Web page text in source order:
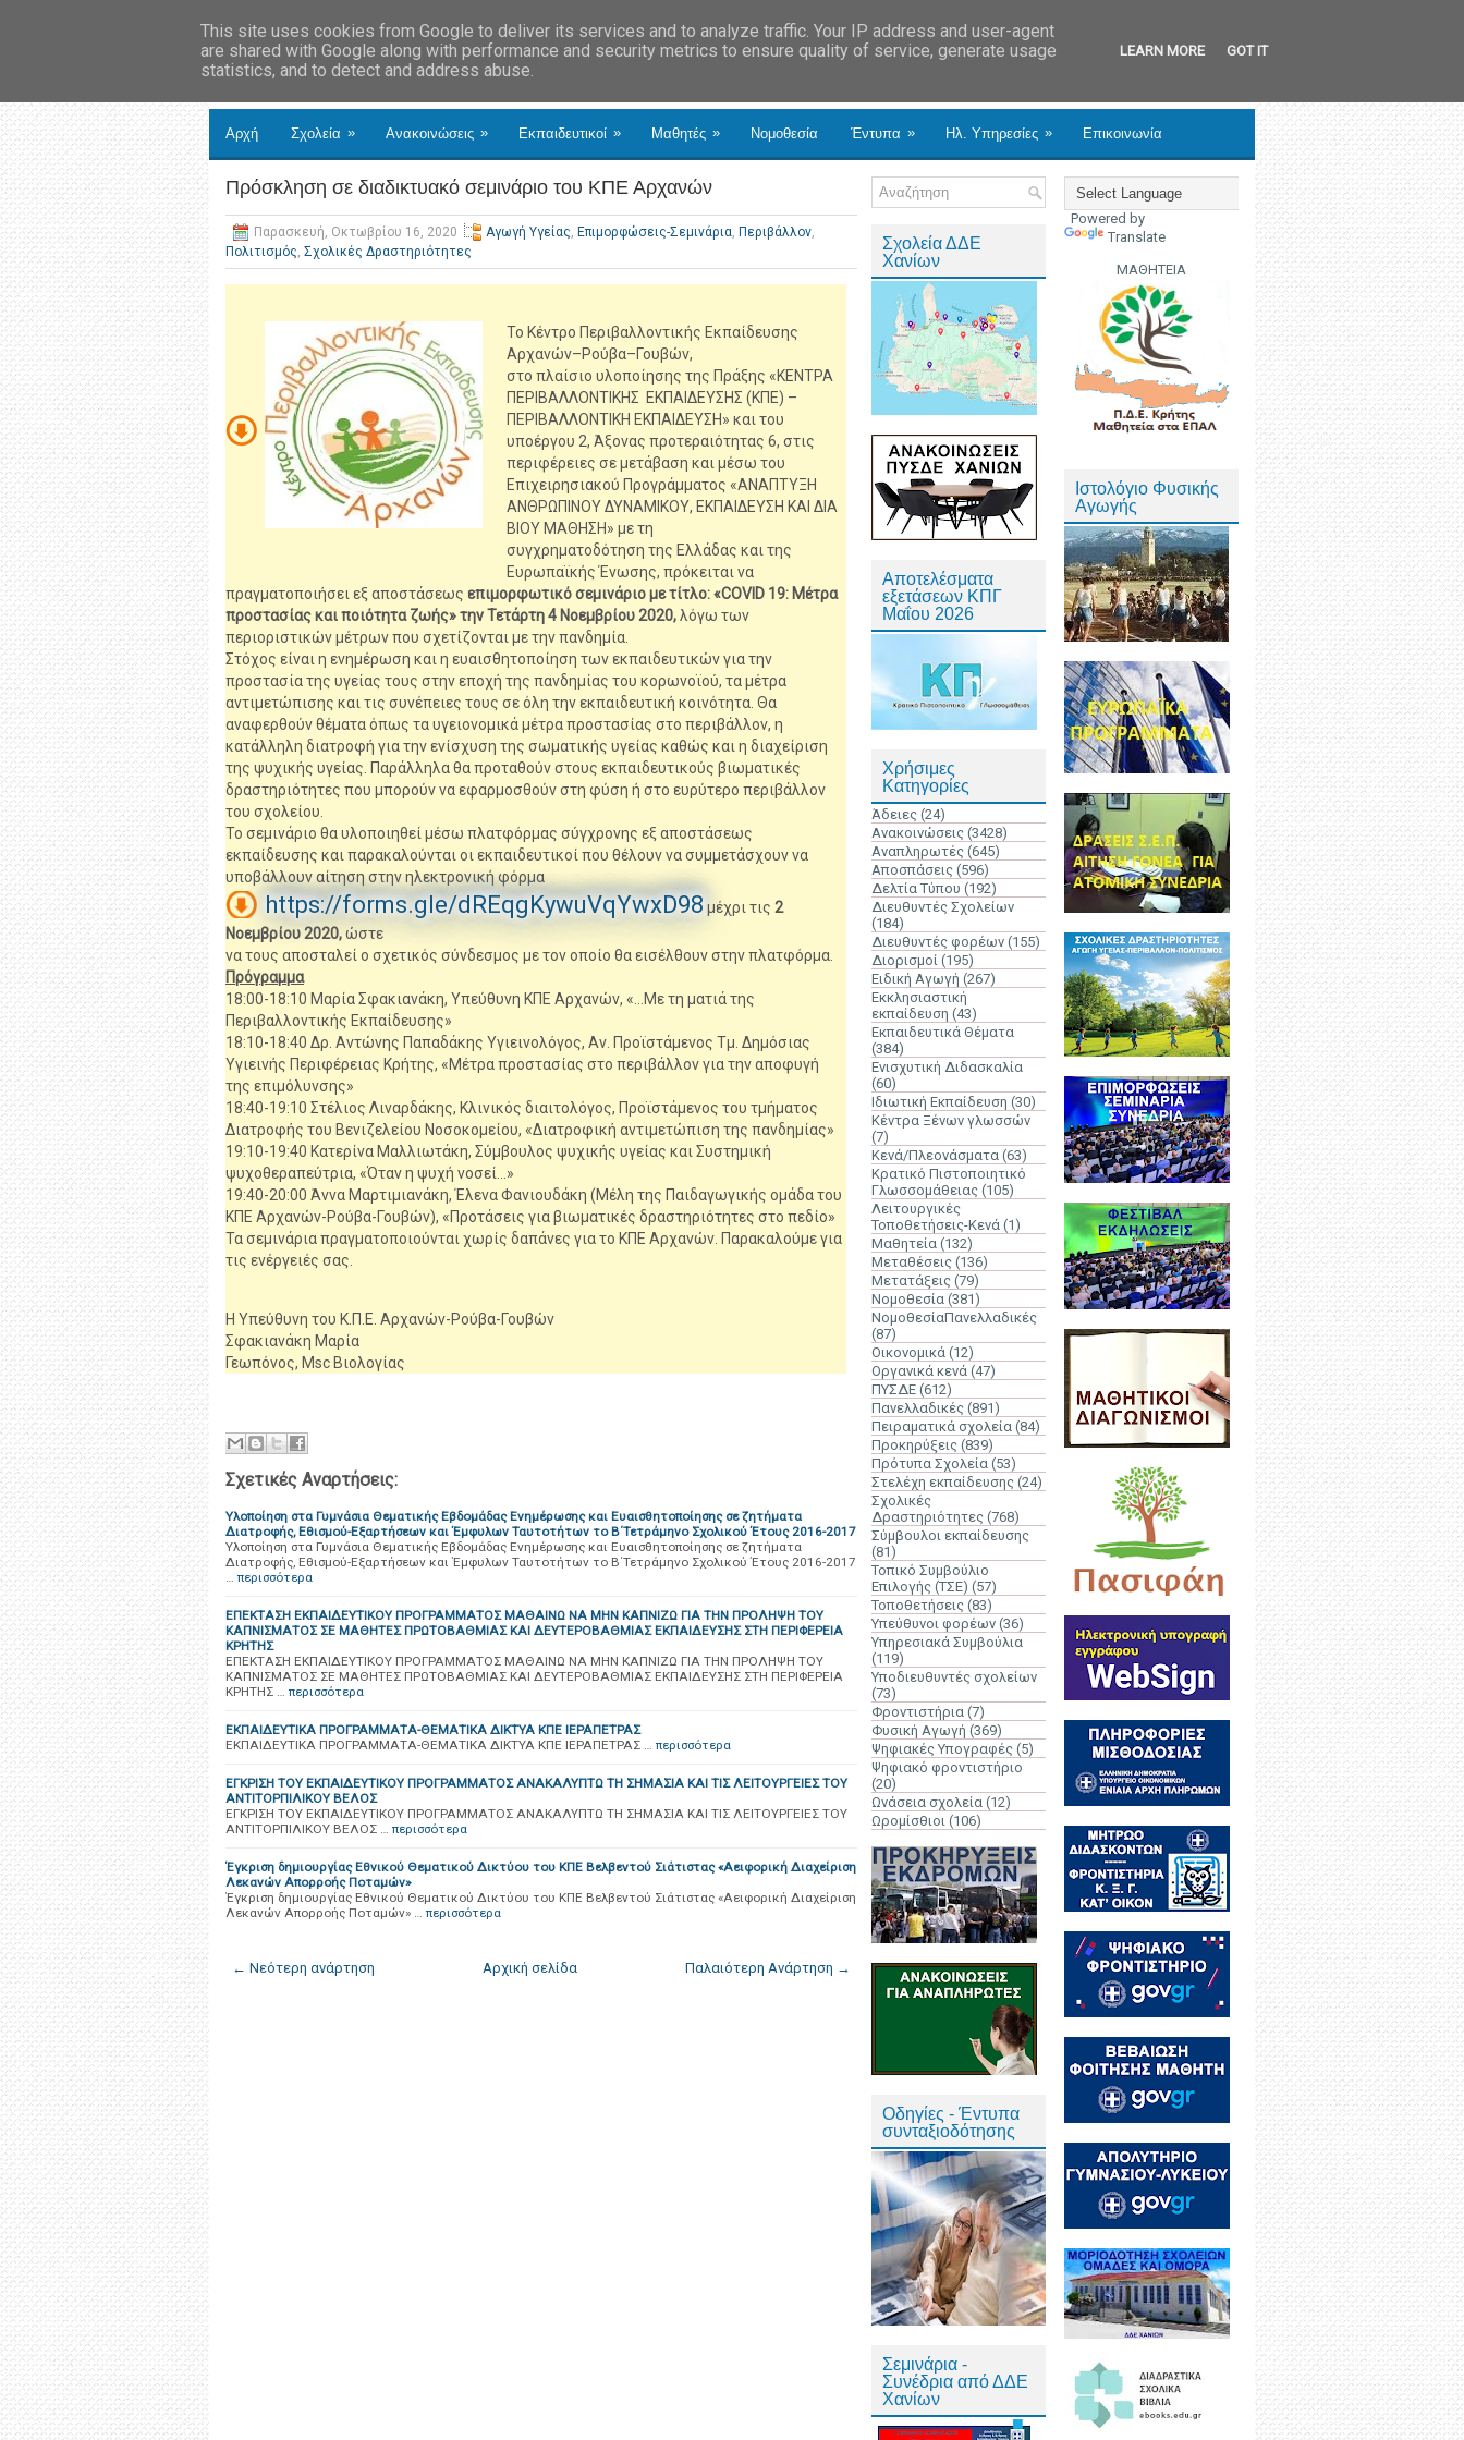
Αρχή Σχολεία » Ανακοινώσεις » Εκπαιδευτικοί » Μαθητές » Νομοθεσία Έντυπα » Ηλ. Υπηρεσίες » Επικοινωνία
Πρόσκληση σε διαδικτυακό σεμινάριο του ΚΠΕ Αρχανών
Παρασκευή, Οκτωβρίου 16, 2020 Αγωγή Υγείας, Επιμορφώσεις-Σεμινάρια, Περιβάλλον,
Πολιτισμός, Σχολικές Δραστηριότητες
Το Κέντρο Περιβαλλοντικής Εκπαίδευσης
Αρχανών–Ρούβα–Γουβών,
στο πλαίσιο υλοποίησης της Πράξης «ΚΕΝΤΡΑ
ΠΕΡΙΒΑΛΛΟΝΤΙΚΗΣ ΕΚΠΑΙΔΕΥΣΗΣ (ΚΠΕ) –
ΠΕΡΙΒΑΛΛΟΝΤΙΚΗ ΕΚΠΑΙΔΕΥΣΗ» και του
υποέργου 2, Άξονας προτεραιότητας 6, στις
περιφέρειες σε μετάβαση και μέσω του
Επιχειρησιακού Προγράμματος «ΑΝΑΠΤΥΞΗ
ΑΝΘΡΩΠΙΝΟΥ ΔΥΝΑΜΙΚΟΥ, ΕΚΠΑΙΔΕΥΣΗ ΚΑΙ ΔΙΑ
ΒΙΟΥ ΜΑΘΗΣΗ» με τη
συγχρηματοδότηση της Ελλάδας και της
Ευρωπαϊκής Ένωσης, πρόκειται να
πραγματοποιήσει εξ αποστάσεως επιμορφωτικό σεμινάριο με τίτλο: «COVID 19: Μέτρα
προστασίας και ποιότητα ζωής» την Τετάρτη 4 Νοεμβρίου 2020,λόγω των
περιοριστικών μέτρων που σχετίζονται με την πανδημία.
Στόχος είναι η ενημέρωση και η ευαισθητοποίηση των εκπαιδευτικών για την
προστασία της υγείας τους στην εποχή της πανδημίας του κορωνοϊού, τα μέτρα
αντιμετώπισης και τις συνέπειες τους σε όλη την εκπαιδευτική κοινότητα. Θα
αναφερθούν θέματα όπως τα υγειονομικά μέτρα προστασίας στο περιβάλλον, η
κατάλληλη διατροφή για την ενίσχυση της σωματικής υγείας καθώς και η διαχείριση
της ψυχικής υγείας. Παράλληλα θα προταθούν στους εκπαιδευτικούς βιωματικές
δραστηριότητες που μπορούν να εφαρμοσθούν στη φύση ή στο ευρύτερο περιβάλλον
του σχολείου.
Το σεμινάριο θα υλοποιηθεί μέσω πλατφόρμας σύγχρονης εξ αποστάσεως
εκπαίδευσης και παρακαλούνται οι εκπαιδευτικοί που θέλουν να συμμετάσχουν να
υποβάλλουν αίτηση στην ηλεκτρονική φόρμα
https://forms.gle/dREqgKywuVqYwxD98 μέχρι τις 2
Νοεμβρίου 2020,ώστε
να τους αποσταλεί ο σχετικός σύνδεσμος με τον οποίο θα εισέλθουν στην πλατφόρμα.
Πρόγραμμα
18:00-18:10 Μαρία Σφακιανάκη, Υπεύθυνη ΚΠΕ Αρχανών, «…Με τη ματιά της
Περιβαλλοντικής Εκπαίδευσης»
18:10-18:40 Δρ. Αντώνης Παπαδάκης Υγιεινολόγος, Αν. Προϊστάμενος Τμ. Δημόσιας
Υγιεινής Περιφέρειας Κρήτης, «Μέτρα προστασίας στο περιβάλλον για την αποφυγή
της επιμόλυνσης»
18:40-19:10 Στέλιος Λιναρδάκης, Κλινικός διαιτολόγος, Προϊστάμενος του τμήματος
Διατροφής του Βενιζελείου Νοσοκομείου, «Διατροφική αντιμετώπιση της πανδημίας»
19:10-19:40 Κατερίνα Μαλλιωτάκη, Σύμβουλος ψυχικής υγείας και Συστημική
ψυχοθεραπεύτρια, «Όταν η ψυχή νοσεί…»
19:40-20:00 Άννα Μαρτιμιανάκη, Έλενα Φανιουδάκη (Μέλη της Παιδαγωγικής ομάδα του
ΚΠΕ Αρχανών-Ρούβα-Γουβών), «Προτάσεις για βιωματικές δραστηριότητες στο πεδίο»
Τα σεμινάρια πραγματοποιούνται χωρίς δαπάνες για το ΚΠΕ Αρχανών. Παρακαλούμε για
τις ενέργειές σας.
Η Υπεύθυνη του Κ.Π.Ε. Αρχανών-Ρούβα-Γουβών
Σφακιανάκη Μαρία
Γεωπόνος, Msc Βιολογίας
Σχετικές Αναρτήσεις:
Υλοποίηση στα Γυμνάσια Θεματικής Εβδομάδας Ενημέρωσης και Ευαισθητοποίησης σε ζητήματα
Διατροφής, Εθισμού-Εξαρτήσεων και Έμφυλων Ταυτοτήτων το Β΄Τετράμηνο Σχολικού Έτους 2016-2017
Υλοποίηση στα Γυμνάσια Θεματικής Εβδομάδας Ενημέρωσης και Ευαισθητοποίησης σε ζητήματα
Διατροφής, Εθισμού-Εξαρτήσεων και Έμφυλων Ταυτοτήτων το Β΄Τετράμηνο Σχολικού Έτους 2016-2017
… περισσότερα
ΕΠΕΚΤΑΣΗ ΕΚΠΑΙΔΕΥΤΙΚΟΥ ΠΡΟΓΡΑΜΜΑΤΟΣ ΜΑΘΑΙΝΩ ΝΑ ΜΗΝ ΚΑΠΝΙΖΩ ΓΙΑ ΤΗΝ ΠΡΟΛΗΨΗ ΤΟΥ
ΚΑΠΝΙΣΜΑΤΟΣ ΣΕ ΜΑΘΗΤΕΣ ΠΡΩΤΟΒΑΘΜΙΑΣ ΚΑΙ ΔΕΥΤΕΡΟΒΑΘΜΙΑΣ ΕΚΠΑΙΔΕΥΣΗΣ ΣΤΗ ΠΕΡΙΦΕΡΕΙΑ
ΚΡΗΤΗΣ
ΕΠΕΚΤΑΣΗ ΕΚΠΑΙΔΕΥΤΙΚΟΥ ΠΡΟΓΡΑΜΜΑΤΟΣ ΜΑΘΑΙΝΩ ΝΑ ΜΗΝ ΚΑΠΝΙΖΩ ΓΙΑ ΤΗΝ ΠΡΟΛΗΨΗ ΤΟΥ
ΚΑΠΝΙΣΜΑΤΟΣ ΣΕ ΜΑΘΗΤΕΣ ΠΡΩΤΟΒΑΘΜΙΑΣ ΚΑΙ ΔΕΥΤΕΡΟΒΑΘΜΙΑΣ ΕΚΠΑΙΔΕΥΣΗΣ ΣΤΗ ΠΕΡΙΦΕΡΕΙΑ
ΚΡΗΤΗΣ … περισσότερα
ΕΚΠΑΙΔΕΥΤΙΚΑ ΠΡΟΓΡΑΜΜΑΤΑ-ΘΕΜΑΤΙΚΑ ΔΙΚΤΥΑ ΚΠΕ ΙΕΡΑΠΕΤΡΑΣ
ΕΚΠΑΙΔΕΥΤΙΚΑ ΠΡΟΓΡΑΜΜΑΤΑ-ΘΕΜΑΤΙΚΑ ΔΙΚΤΥΑ ΚΠΕ ΙΕΡΑΠΕΤΡΑΣ … περισσότερα
ΕΓΚΡΙΣΗ ΤΟΥ ΕΚΠΑΙΔΕΥΤΙΚΟΥ ΠΡΟΓΡΑΜΜΑΤΟΣ ΑΝΑΚΑΛΥΠΤΩ ΤΗ ΣΗΜΑΣΙΑ ΚΑΙ ΤΙΣ ΛΕΙΤΟΥΡΓΕΙΕΣ ΤΟΥ
ΑΝΤΙΤΟΡΠΙΛΙΚΟΥ ΒΕΛΟΣ
ΕΓΚΡΙΣΗ ΤΟΥ ΕΚΠΑΙΔΕΥΤΙΚΟΥ ΠΡΟΓΡΑΜΜΑΤΟΣ ΑΝΑΚΑΛΥΠΤΩ ΤΗ ΣΗΜΑΣΙΑ ΚΑΙ ΤΙΣ ΛΕΙΤΟΥΡΓΕΙΕΣ ΤΟΥ
ΑΝΤΙΤΟΡΠΙΛΙΚΟΥ ΒΕΛΟΣ … περισσότερα
Έγκριση δημιουργίας Εθνικού Θεματικού Δικτύου του ΚΠΕ Βελβεντού Σιάτιστας «Αειφορική Διαχείριση
Λεκανών Απορροής Ποταμών»
Έγκριση δημιουργίας Εθνικού Θεματικού Δικτύου του ΚΠΕ Βελβεντού Σιάτιστας «Αειφορική Διαχείριση
Λεκανών Απορροής Ποταμών» … περισσότερα
← Νεότερη ανάρτηση Παλαιότερη Ανάρτηση →
Αρχική σελίδα
Σχολεία ΔΔΕ
Χανίων
Αποτελέσματα
εξετάσεων ΚΠΓ
Μαΐου 2026
Χρήσιμες
Κατηγορίες
Άδειες (24)
Ανακοινώσεις (3428)
Αναπληρωτές (645)
Αποσπάσεις (596)
Δελτία Τύπου (192)
Διευθυντές Σχολείων
(184)
Διευθυντές φορέων (155)
Διορισμοί (195)
Ειδική Αγωγή (267)
Εκκλησιαστική
εκπαίδευση (43)
Εκπαιδευτικά Θέματα
(384)
Ενισχυτική Διδασκαλία
(60)
Ιδιωτική Εκπαίδευση (30)
Κέντρα Ξένων γλωσσών
(7)
Κενά/Πλεονάσματα (63)
Κρατικό Πιστοποιητικό
Γλωσσομάθειας (105)
Λειτουργικές
Τοποθετήσεις-Κενά (1)
Μαθητεία (132)
Μεταθέσεις (136)
Μετατάξεις (79)
Νομοθεσία (381)
ΝομοθεσίαΠανελλαδικές
(87)
Οικονομικά (12)
Οργανικά κενά (47)
ΠΥΣΔΕ (612)
Πανελλαδικές (891)
Πειραματικά σχολεία (84)
Προκηρύξεις (839)
Πρότυπα Σχολεία (53)
Στελέχη εκπαίδευσης (24)
Σχολικές
Δραστηριότητες (768)
Σύμβουλοι εκπαίδευσης
(81)
Τοπικό Συμβούλιο
Επιλογής (ΤΣΕ) (57)
Τοποθετήσεις (83)
Υπεύθυνοι φορέων (36)
Υπηρεσιακά Συμβούλια
(119)
Υποδιευθυντές σχολείων
(73)
Φροντιστήρια (7)
Φυσική Αγωγή (369)
Ψηφιακές Υπογραφές (5)
Ψηφιακό φροντιστήριο
(20)
Ωνάσεια σχολεία (12)
Ωρομίσθιοι (106)
Οδηγίες - Έντυπα
συνταξιοδότησης
Σεμινάρια -
Συνέδρια από ΔΔΕ
Χανίων
Powered by
Translate
ΜΑΘΗΤΕΙΑ
Ιστολόγιο Φυσικής
Αγωγής
This site uses cookies from Google to deliver its services and to analyze traffic. Your IP address and user-agent
are shared with Google along with performance and security metrics to ensure quality of service, generate usage
statistics, and to detect and address abuse.
LEARN MORE GOT IT